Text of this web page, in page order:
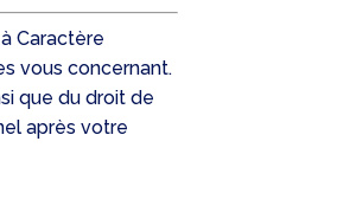
Caractère
vous concernant.
que du droit de
après votre